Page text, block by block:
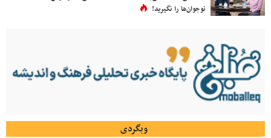
نوجوان‌ها را نگیرید!
وبگردی